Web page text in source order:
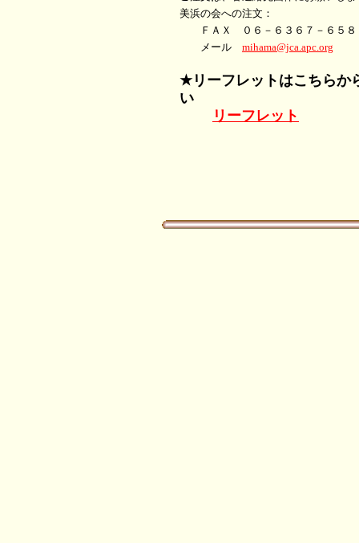
美浜の会への注文：
ＦＡＸ ０６－６３６７－６５
メール mihama@jca.apc.org
★リーフレットはこちらか
い
リーフレット